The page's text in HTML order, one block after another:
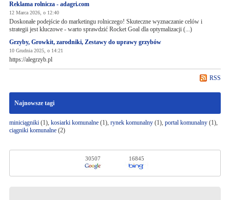
Reklama rolnicza - adagri.com
12 Marca 2026, o 12:40
Doskonałe podejście do marketingu rolniczego! Skuteczne wyznaczanie celów i
strategii jest kluczowe - warto sprawdzić Rocket Goal dla optymalizacji (...)
Grzyby, Growkit, zarodniki, Zestawy do uprawy grzybów
10 Grudnia 2025, o 14:21
https://alegrzyb.pl
RSS
Najnowsze tagi
miniciągniki(1), kosiarki komunalne(1), rynek komunalny(1), portal komunalny(1),
ciągniki komunalne(2)
30507 16845